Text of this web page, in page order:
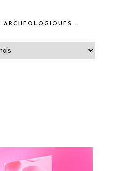
ARCHEOLOGIQUES –